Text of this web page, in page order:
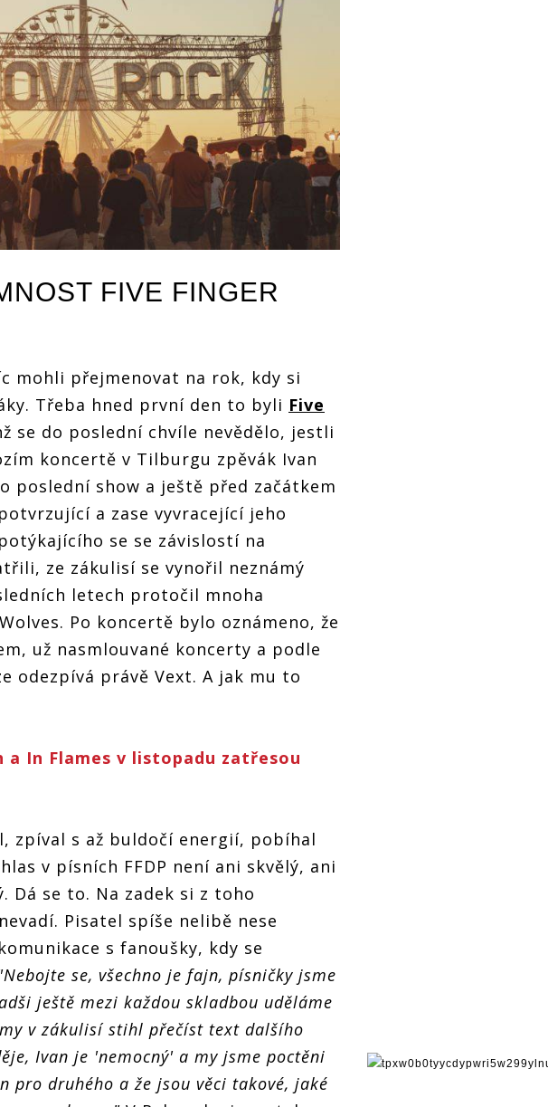
FIVE FINGER
mohli přejmenovat na rok, kdy si
Třeba hned první den to byli Five
se do poslední chvíle nevědělo, jestli
koncertě v Tilburgu zpěvák Ivan
poslední show a ještě před začátkem
a zase vyvracející jeho
se se závislostí na
ze zákulisí se vynořil neznámý
letech protočil mnoha
Po koncertě bylo oznámeno, že
už nasmlouvané koncerty a podle
odezpívá právě Vext. A jak mu to
a In Flames v listopadu zatřesou
zpíval s až buldočí energií, pobíhal
v písních FFDP není ani skvělý, ani
Dá se to. Na zadek si z toho
Pisatel spíše nelibě nese
s fanoušky, kdy se
se, všechno je fajn, písničky jsme
ještě mezi každou skladbou uděláme
v zákulisí stihl přečíst text dalšího
Ivan je 'nemocný' a my jsme poctěni
pro druhého a že jsou věci takové, jaké